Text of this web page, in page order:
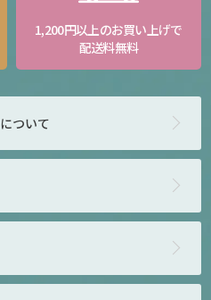
1,200円以上のお買い上げで
配送料無料
について